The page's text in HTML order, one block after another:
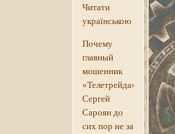
Читати
українською
Почему
главный
мошенник
«Телетрейда»
Сергей
Сароян до
сих пор не за